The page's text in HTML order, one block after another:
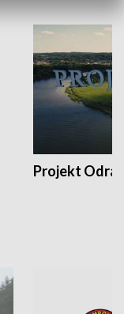
Projekt Odra